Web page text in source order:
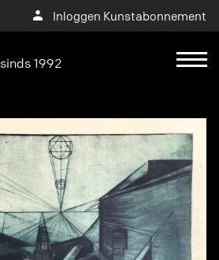
Inloggen Kunstabonnement
sinds 1992